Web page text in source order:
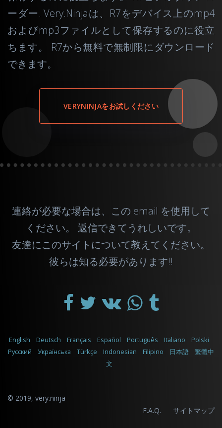
ーダー. Very.Ninjaは、R7をデバイス上のmp4
およびmp3ファイルとして保存するのに役立
ちます。 R7から無料で無制限にダウンロード
できます。
VERYNINJAをお試しください
連絡が必要な場合は、この email を使用して
ください。 返信できてうれしいです。
友達にこのサイトについて教えてください。
彼らは知る必要があります!!
English Deutsch Français Español Português Italiano
Polski
Русский
Українська Türkçe Indonesian Filipino 日本語
繁體中
文
© 2019, very.ninja
F.A.Q.
サイトマップ